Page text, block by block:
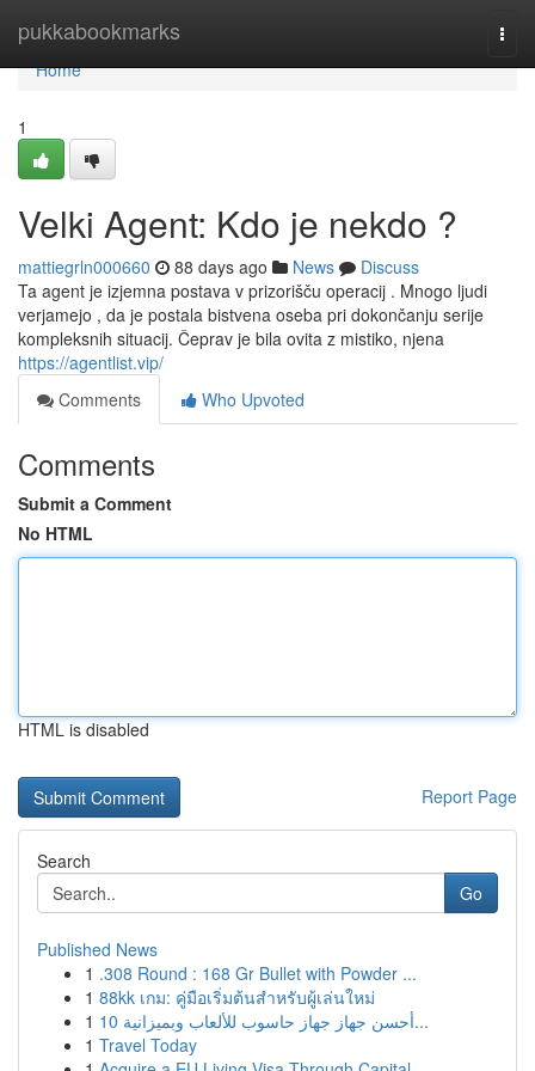
pukkabookmarks
Home
Home
1
Velki Agent: Kdo je nekdo ?
mattiegrln000660 88 days ago News
Discuss
Ta agent je izjemna postava v prizorišču operacij . Mnogo ljudi
verjamejo , da je postala bistvena oseba pri dokončanju serije
kompleksnih situacij. Čeprav je bila ovita z mistiko, njena
https://agentlist.vip/
Comments
Who Upvoted
Comments
Submit a Comment
No HTML
HTML is disabled
Report Page
Search
Go
Published News
1 .308 Round : 168 Gr Bullet with Powder ...
1 88kk เกม: คู่มือเริ่มต้นสำหรับผู้เล่นใหม่
1
أحسن جهاز جهاز حاسوب للألعاب وبميزانية 10...
1 Travel Today